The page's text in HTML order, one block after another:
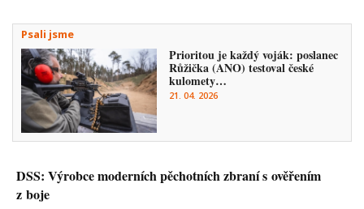
Psali jsme
Prioritou je každý voják: poslanec
Růžička (ANO) testoval české
kulomety…
21. 04. 2026
DSS: Výrobce moderních pěchotních zbraní s ověřením
z boje